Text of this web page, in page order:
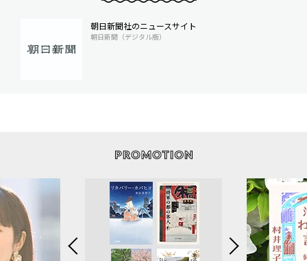
朝日新聞社のニュースサイト
朝日新聞（デジタル版）